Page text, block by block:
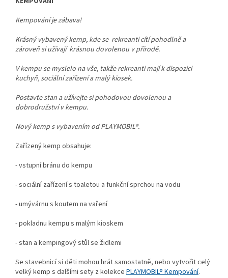
Kempování je zábava!
Krásný vybavený kemp, kde se rekreanti cítí pohodlně a
zároveň si užívají krásnou dovolenou v přírodě.
V kempu se myslelo na vše, takže rekreanti mají k dispozici
kuchyň, sociální zařízení a malý kiosek.
Postavte stan a užívejte si pohodovou dovolenou a
dobrodružství v kempu.
Nový kemp s vybavením od PLAYMOBIL®.
Zařízený kemp obsahuje:
- vstupní bránu do kempu
- sociální zařízení s toaletou a funkční sprchou na vodu
- umývárnu s koutem na vaření
- pokladnu kempu s malým kioskem
- stan a kempingový stůl se židlemi
Se stavebnicí si děti mohou hrát samostatně, nebo vytvořit celý
velký kemp s dalšími sety z kolekce PLAYMOBIL® Kempování.